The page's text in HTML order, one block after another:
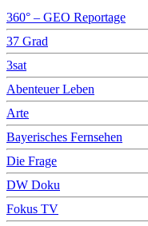
360° – GEO Reportage
37 Grad
3sat
Abenteuer Leben
Arte
Bayerisches Fernsehen
Die Frage
DW Doku
Fokus TV